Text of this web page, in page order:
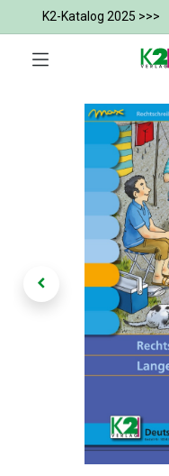
K2-Katalog 2025 >>>